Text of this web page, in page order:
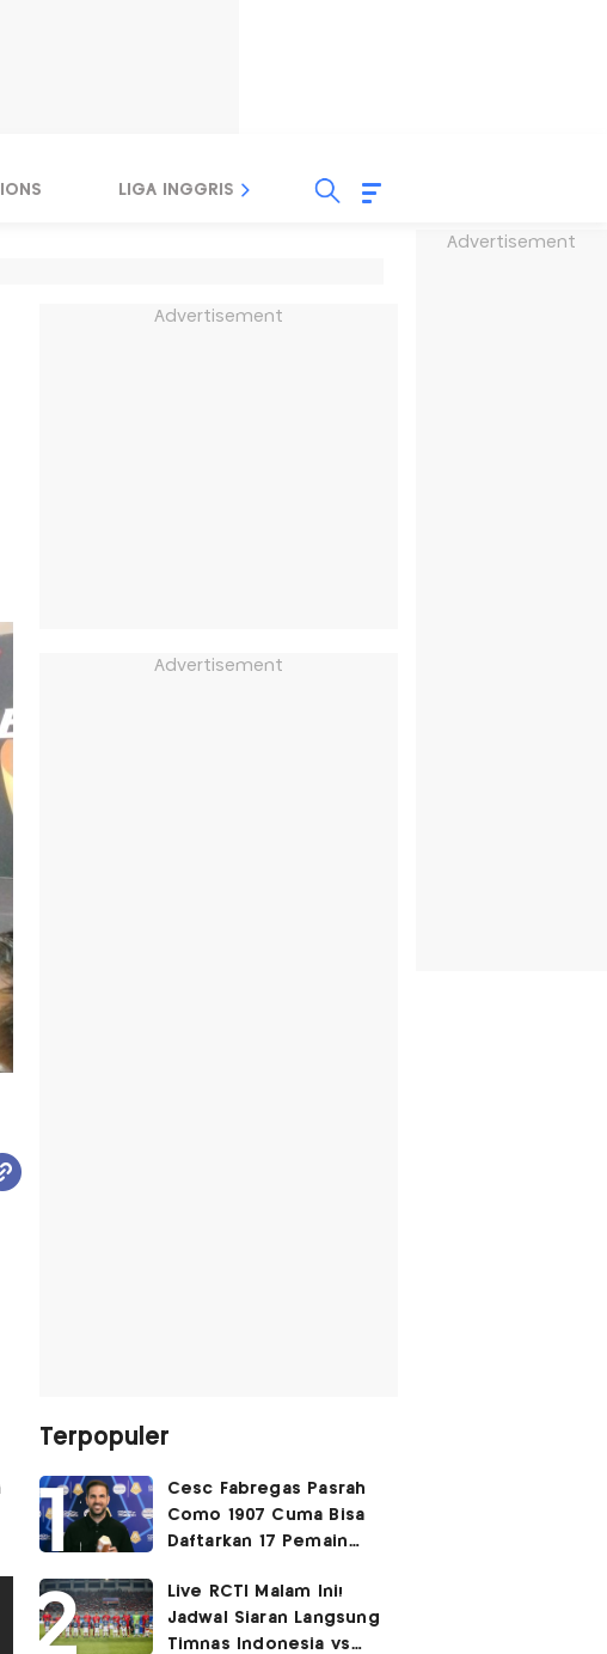
Advertisement
LIGA INGGRIS LIGA ITALIA
Advertisement
Advertisement
Terpopuler
Cesc Fabregas Pasrah
Como 1907 Cuma Bisa
Daftarkan 17 Pemain
2026-2027
Live RCTI Malam Ini!
Jadwal Siaran Langsung
Timnas Indonesia vs